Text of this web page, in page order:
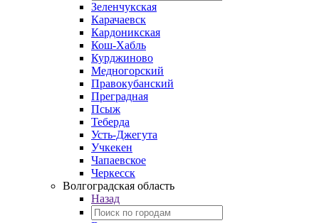
Зеленчукская
Карачаевск
Кардоникская
Кош-Хабль
Курджиново
Медногорский
Правокубанский
Преградная
Псыж
Теберда
Усть-Джегута
Учкекен
Чапаевское
Черкесск
Волгоградская область
Назад